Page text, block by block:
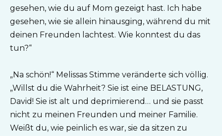
gesehen, wie du auf Mom gezeigt hast. Ich habe
gesehen, wie sie allein hinausging, während du mit
deinen Freunden lachtest. Wie konntest du das
tun?“
„Na schön!“ Melissas Stimme veränderte sich völlig.
„Willst du die Wahrheit? Sie ist eine BELASTUNG,
David! Sie ist alt und deprimierend… und sie passt
nicht zu meinen Freunden und meiner Familie.
Weißt du, wie peinlich es war, sie da sitzen zu